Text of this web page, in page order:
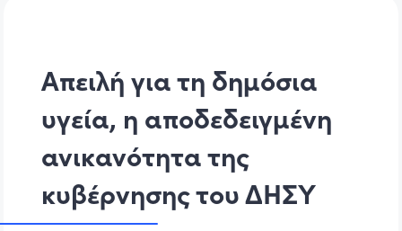
Απειλή για τη δημόσια
υγεία, η αποδεδειγμένη
ανικανότητα της
κυβέρνησης του ΔΗΣΥ